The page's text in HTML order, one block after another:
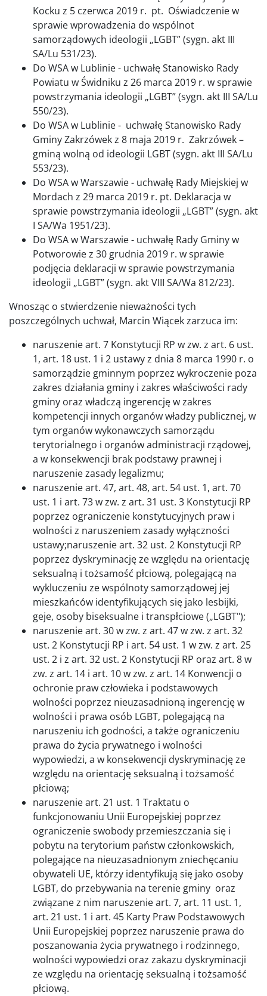
Kocku z 5 czerwca 2019 r. pt. Oświadczenie w
sprawie wprowadzenia do wspólnot
samorządowych ideologii „LGBT” (sygn. akt III
SA/Lu 531/23).
Do WSA w Lublinie - uchwałę Stanowisko Rady
Powiatu w Świdniku z 26 marca 2019 r. w sprawie
powstrzymania ideologii „LGBT” (sygn. akt III SA/Lu
550/23).
Do WSA w Lublinie - uchwałę Stanowisko Rady
Gminy Zakrzówek z 8 maja 2019 r. Zakrzówek –
gminą wolną od ideologii LGBT (sygn. akt III SA/Lu
553/23).
Do WSA w Warszawie - uchwałę Rady Miejskiej w
Mordach z 29 marca 2019 r. pt. Deklaracja w
sprawie powstrzymania ideologii „LGBT” (sygn. akt
I SA/Wa 1951/23).
Do WSA w Warszawie - uchwałę Rady Gminy w
Potworowie z 30 grudnia 2019 r. w sprawie
podjęcia deklaracji w sprawie powstrzymania
ideologii „LGBT” (sygn. akt VIII SA/Wa 812/23).
Wnosząc o stwierdzenie nieważności tych
poszczególnych uchwał, Marcin Wiącek zarzuca im:
naruszenie art. 7 Konstytucji RP w zw. z art. 6 ust.
1, art. 18 ust. 1 i 2 ustawy z dnia 8 marca 1990 r. o
samorządzie gminnym poprzez wykroczenie poza
zakres działania gminy i zakres właściwości rady
gminy oraz władczą ingerencję w zakres
kompetencji innych organów władzy publicznej, w
tym organów wykonawczych samorządu
terytorialnego i organów administracji rządowej,
a w konsekwencji brak podstawy prawnej i
naruszenie zasady legalizmu;
naruszenie art. 47, art. 48, art. 54 ust. 1, art. 70
ust. 1 i art. 73 w zw. z art. 31 ust. 3 Konstytucji RP
poprzez ograniczenie konstytucyjnych praw i
wolności z naruszeniem zasady wyłączności
ustawy;naruszenie art. 32 ust. 2 Konstytucji RP
poprzez dyskryminację ze względu na orientację
seksualną i tożsamość płciową, polegającą na
wykluczeniu ze wspólnoty samorządowej jej
mieszkańców identyfikujących się jako lesbijki,
geje, osoby biseksualne i transpłciowe („LGBT");
naruszenie art. 30 w zw. z art. 47 w zw. z art. 32
ust. 2 Konstytucji RP i art. 54 ust. 1 w zw. z art. 25
ust. 2 i z art. 32 ust. 2 Konstytucji RP oraz art. 8 w
zw. z art. 14 i art. 10 w zw. z art. 14 Konwencji o
ochronie praw człowieka i podstawowych
wolności poprzez nieuzasadnioną ingerencję w
wolności i prawa osób LGBT, polegającą na
naruszeniu ich godności, a także ograniczeniu
prawa do życia prywatnego i wolności
wypowiedzi, a w konsekwencji dyskryminację ze
względu na orientację seksualną i tożsamość
płciową;
naruszenie art. 21 ust. 1 Traktatu o
funkcjonowaniu Unii Europejskiej poprzez
ograniczenie swobody przemieszczania się i
pobytu na terytorium państw członkowskich,
polegające na nieuzasadnionym zniechęcaniu
obywateli UE, którzy identyfikują się jako osoby
LGBT, do przebywania na terenie gminy oraz
związane z nim naruszenie art. 7, art. 11 ust. 1,
art. 21 ust. 1 i art. 45 Karty Praw Podstawowych
Unii Europejskiej poprzez naruszenie prawa do
poszanowania życia prywatnego i rodzinnego,
wolności wypowiedzi oraz zakazu dyskryminacji
ze względu na orientację seksualną i tożsamość
płciową.